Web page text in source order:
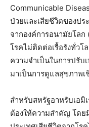
Communicable
ป่วยและเสียชีวิตของป
จากองค์การอนามัยโลก
โรคไม่ติดต่อเรื้อรังทั่วโ
ความจำเป็นในการปรับ
มาเป็นการดูแลสุขภาพ
สำหรับสหรัฐอาหรับเอมิ
ต้องให้ความสำคัญ โดย